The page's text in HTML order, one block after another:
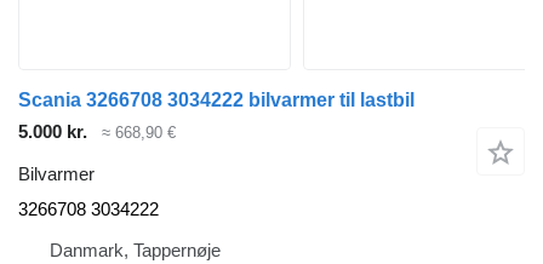
Scania 3266708 3034222 bilvarmer til lastbil
5.000 kr.
≈ 668,90 €
Bilvarmer
3266708 3034222
Danmark, Tappernøje